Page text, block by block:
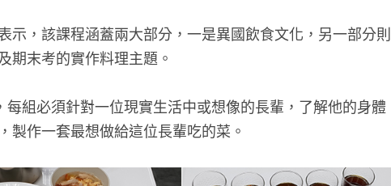
示，該課程涵蓋兩大部分，一是異國飲食文化，另一部分則
期末考的實作料理主題。
組必須針對一位現實生活中或想像的長輩，了解他的身體
製作一套最想做給這位長輩吃的菜。